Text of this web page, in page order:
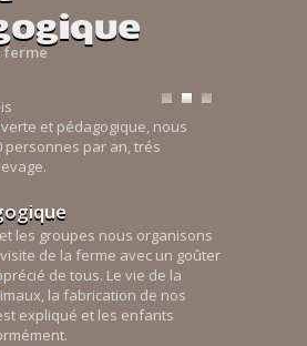
ferme
et pédagogique, nous
personnes par an, trés
les groupes nous organisons
de la ferme avec un goûter
de tous. Le vie de la
la fabrication de nos
expliqué et les enfants